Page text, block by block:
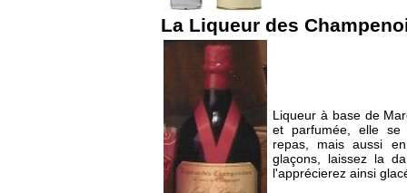
La Liqueur des
Liqueur à base de
et parfumée, elle
repas, mais aussi
glaçons, laissez la
l'apprécierez ainsi